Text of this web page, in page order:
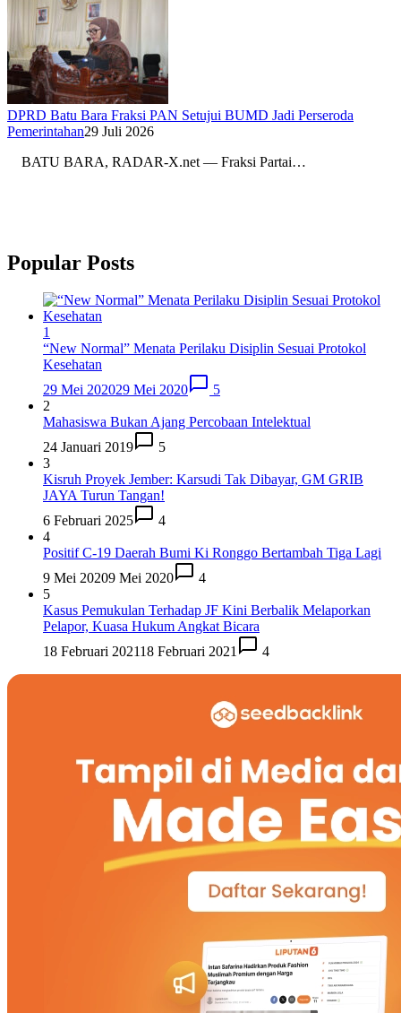
DPRD Batu Bara Fraksi PAN Setujui BUMD Jadi Perseroda
Pemerintahan29 Juli 2026
BATU BARA, RADAR-X.net — Fraksi Partai…
Popular Posts
1
“New Normal” Menata Perilaku Disiplin Sesuai Protokol
Kesehatan
29 Mei 202029 Mei 2020
5
2
Mahasiswa Bukan Ajang Percobaan Intelektual
24 Januari 2019
5
3
Kisruh Proyek Jember: Karsudi Tak Dibayar, GM GRIB
JAYA Turun Tangan!
6 Februari 2025
4
4
Positif C-19 Daerah Bumi Ki Ronggo Bertambah Tiga Lagi
9 Mei 20209 Mei 2020
4
5
Kasus Pemukulan Terhadap JF Kini Berbalik Melaporkan
Pelapor, Kuasa Hukum Angkat Bicara
18 Februari 202118 Februari 2021 4